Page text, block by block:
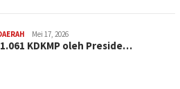
Mei 17, 2026
KDKMP oleh Preside…